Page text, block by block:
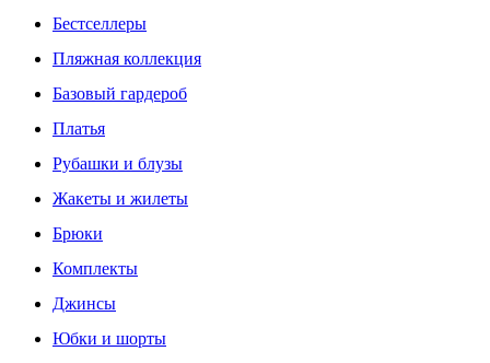
Бестселлеры
Пляжная коллекция
Базовый гардероб
Платья
Рубашки и блузы
Жакеты и жилеты
Брюки
Комплекты
Джинсы
Юбки и шорты